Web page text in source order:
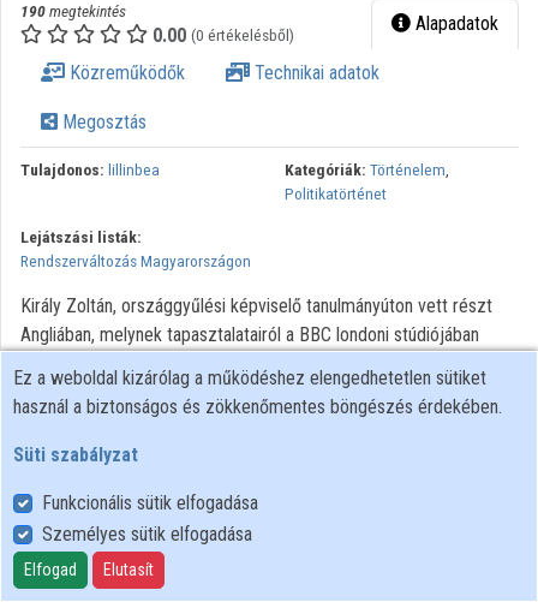
190megtekintés
0.00 (0 értékelésből) Alapadatok
Közreműködők Technikai adatok
Megosztás
Tulajdonos: lillinbea Kategóriák: Történelem,
Politikatörténet
Lejátszási listák:
Rendszerváltozás Magyarországon
Király Zoltán, országgyűlési képviselő tanulmányúton vett részt
Angliában, melynek tapasztalatairól a BBC londoni stúdiójában
rendszerek működésének különbségeire.
felhasználása engedélyhez kötött. Bármilyen felhasználási
szándék esetén kérjük, forduljon az Országos Széchényi Könyvtár
Történeti Interjúk Tárához!
Felhasználói szabályzat
Ez a weboldal kizárólag a működéshez elengedhetetlen sütiket
használ a biztonságos és zökkenőmentes böngészés érdekében.
Süti szabályzat
Funkcionális sütik elfogadása
Személyes sütik elfogadása
Elfogad Elutasít